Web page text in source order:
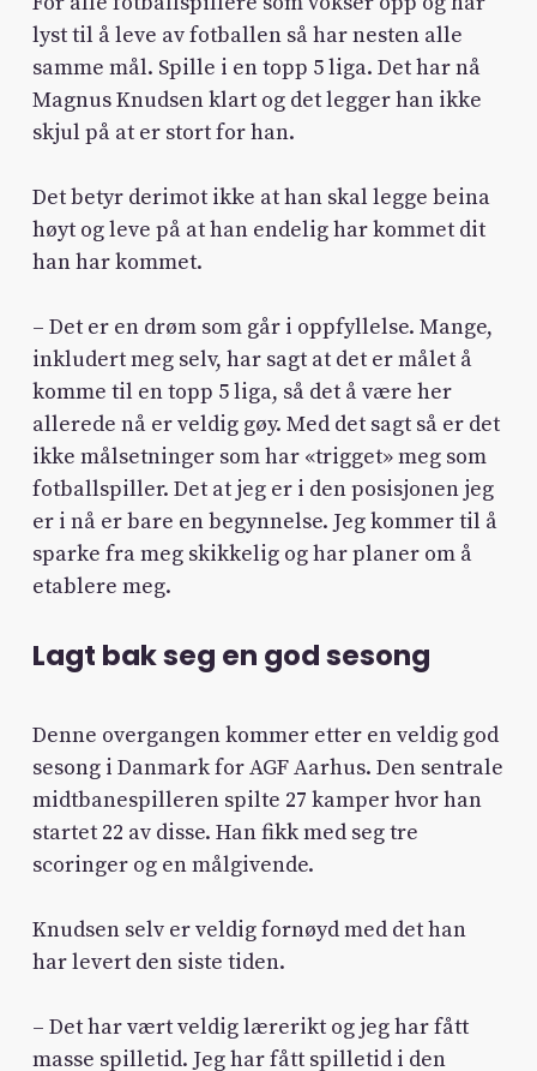
lyst til å leve av fotballen så har nesten alle
samme mål. Spille i en topp 5 liga. Det har nå
Magnus Knudsen klart og det legger han ikke
skjul på at er stort for han.
Det betyr derimot ikke at han skal legge beina
høyt og leve på at han endelig har kommet dit
han har kommet.
– Det er en drøm som går i oppfyllelse. Mange,
inkludert meg selv, har sagt at det er målet å
komme til en topp 5 liga, så det å være her
allerede nå er veldig gøy. Med det sagt så er det
ikke målsetninger som har «trigget» meg som
fotballspiller. Det at jeg er i den posisjonen jeg
er i nå er bare en begynnelse. Jeg kommer til å
sparke fra meg skikkelig og har planer om å
etablere meg.
Lagt bak seg en god sesong
Denne overgangen kommer etter en veldig god
sesong i Danmark for AGF Aarhus. Den sentrale
midtbanespilleren spilte 27 kamper hvor han
startet 22 av disse. Han fikk med seg tre
scoringer og en målgivende.
Knudsen selv er veldig fornøyd med det han
har levert den siste tiden.
– Det har vært veldig lærerikt og jeg har fått
masse spilletid. Jeg har fått spilletid i den